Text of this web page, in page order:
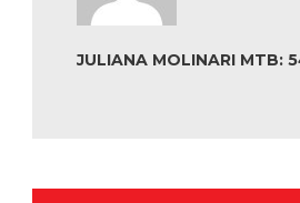
JULIANA MOLINARI MTB: